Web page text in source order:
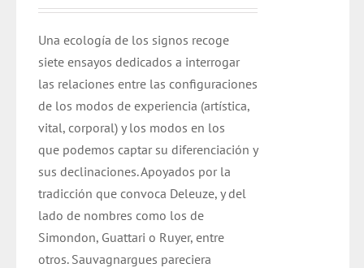
Una ecología de los signos recoge
siete ensayos dedicados a interrogar
las relaciones entre las configuraciones
de los modos de experiencia (artística,
vital, corporal) y los modos en los
que podemos captar su diferenciación y
sus declinaciones. Apoyados por la
tradicción que convoca Deleuze, y del
lado de nombres como los de
Simondon, Guattari o Ruyer, entre
otros. Sauvagnargues pareciera